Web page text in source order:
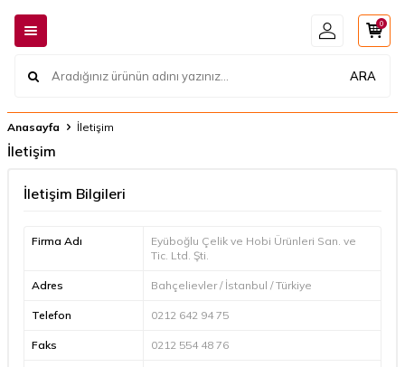
ARA
0
Anasayfa İletişim
İletişim
İletişim Bilgileri
Firma Adı
Eyüboğlu Çelik ve Hobi Ürünleri San. ve
Tic. Ltd. Şti.
Adres Bahçelievler / İstanbul / Türkiye
Telefon 0212 642 94 75
Faks 0212 554 48 76